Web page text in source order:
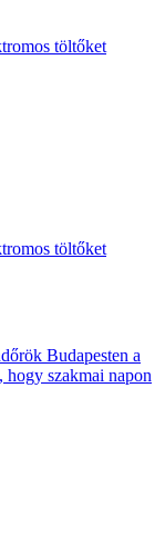
töltőket
töltőket
Budapesten a
hogy szakmai napon